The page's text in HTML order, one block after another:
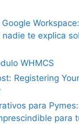
te explica
WHMCS
Registering Your
para
para